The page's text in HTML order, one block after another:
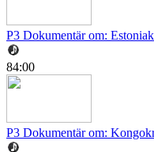
P3 Dokumentär om:
84:00
P3 Dokumentär om: